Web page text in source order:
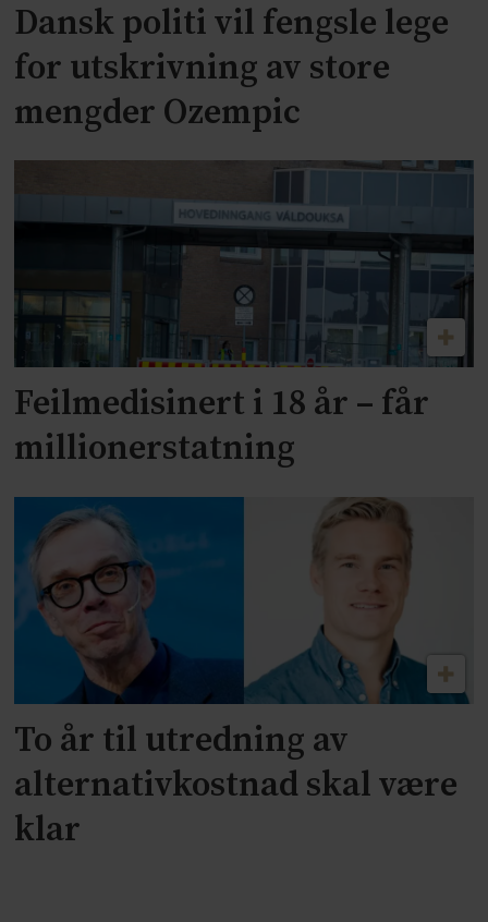
Dansk politi vil fengsle lege
for utskrivning av store
mengder Ozempic
Feilmedisinert i 18 år – får
millionerstatning
To år til utredning av
alternativkostnad skal være
klar